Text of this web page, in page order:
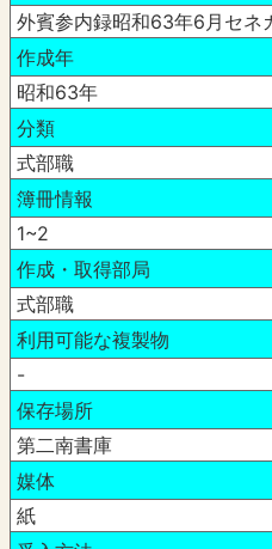
外賓参内録昭和63年6月セ
作成年
昭和63年
分類
式部職
簿冊情報
1~2
作成・取得部局
式部職
利用可能な複製物
-
保存場所
第二南書庫
媒体
紙